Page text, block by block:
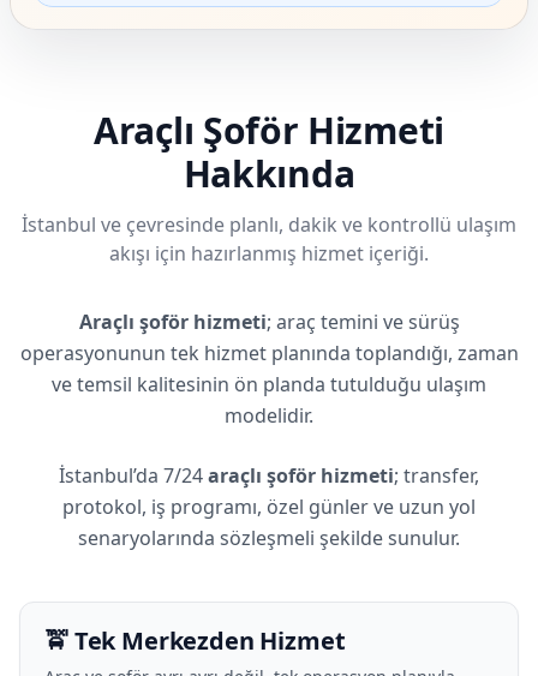
Araçlı Şoför Hizmeti
Hakkında
İstanbul ve çevresinde planlı, dakik ve kontrollü ulaşım
akışı için hazırlanmış hizmet içeriği.
Araçlı şoför hizmeti; araç temini ve sürüş
operasyonunun tek hizmet planında toplandığı, zaman
ve temsil kalitesinin ön planda tutulduğu ulaşım
modelidir.
İstanbul’da 7/24araçlı şoför hizmeti; transfer,
protokol, iş programı, özel günler ve uzun yol
senaryolarında sözleşmeli şekilde sunulur.
🚖 Tek Merkezden Hizmet